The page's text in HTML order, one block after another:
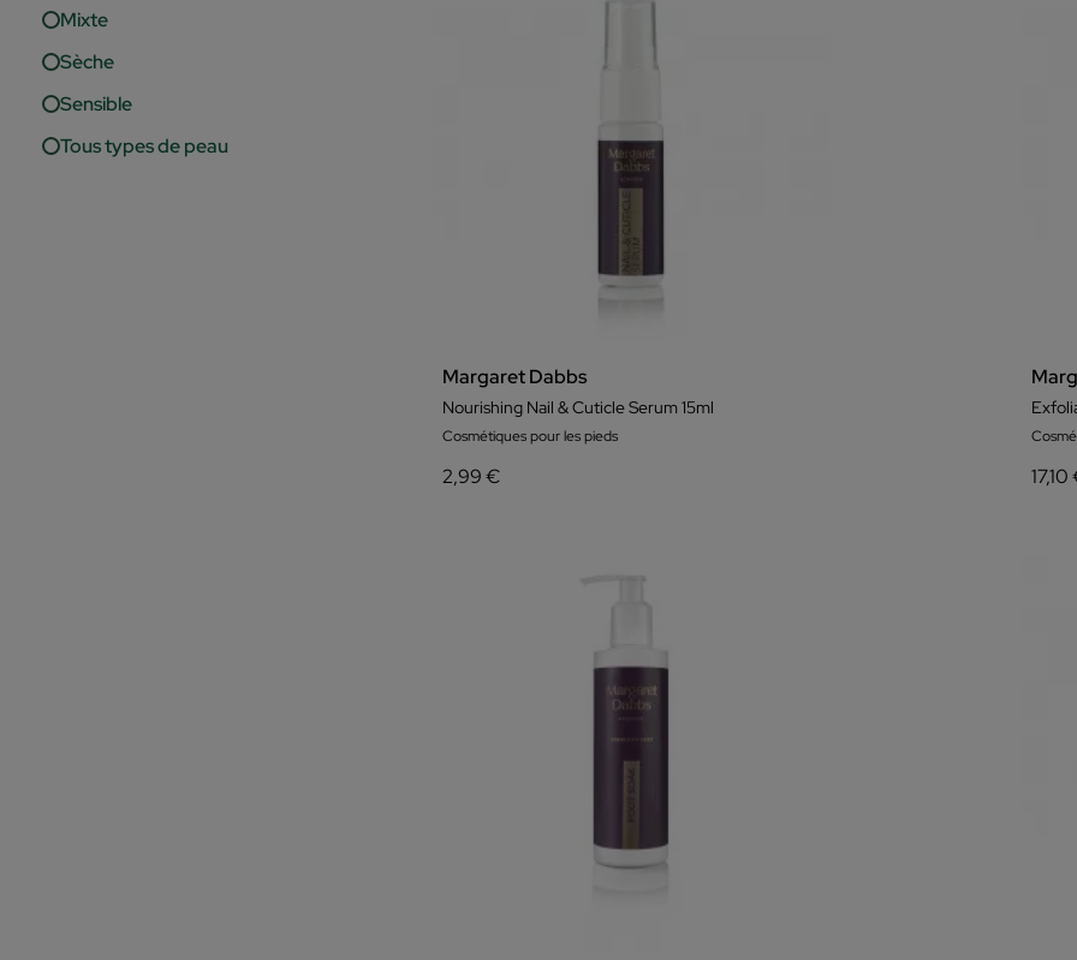
Mixte
Sèche
Sensible
Tous types de peau
Margaret Dabbs
Nourishing Nail & Cuticle Serum 15ml
Cosmétiques pour les pieds
2,99 €